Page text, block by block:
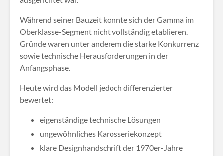
Während seiner Bauzeit konnte sich der Gamma im
Oberklasse-Segment nicht vollständig etablieren.
Gründe waren unter anderem die starke Konkurrenz
sowie technische Herausforderungen in der
Anfangsphase.
Heute wird das Modell jedoch differenzierter
bewertet:
eigenständige technische Lösungen
ungewöhnliches Karosseriekonzept
klare Designhandschrift der 1970er-Jahre